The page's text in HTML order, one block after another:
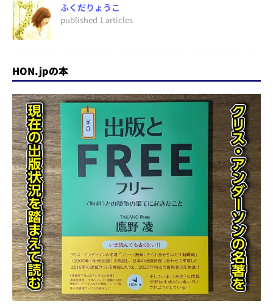
ふくだりょうこ
published 1 articles
HON.jpの本